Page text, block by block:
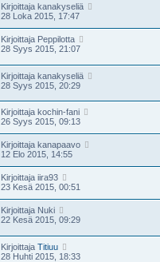
Kirjoittaja kanakyseliä
28 Loka 2015, 17:47
Kirjoittaja Peppilotta
28 Syys 2015, 21:07
Kirjoittaja kanakyseliä
28 Syys 2015, 20:29
Kirjoittaja kochin-fani
26 Syys 2015, 09:13
Kirjoittaja kanapaavo
12 Elo 2015, 14:55
Kirjoittaja iira93
23 Kesä 2015, 00:51
Kirjoittaja Nuki
22 Kesä 2015, 09:29
Kirjoittaja Titiuu
28 Huhti 2015, 18:33